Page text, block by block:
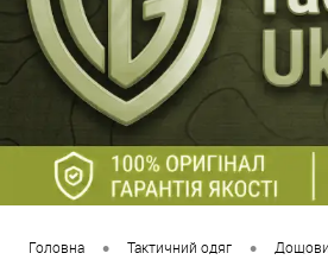
Головна • Тактичний одяг •